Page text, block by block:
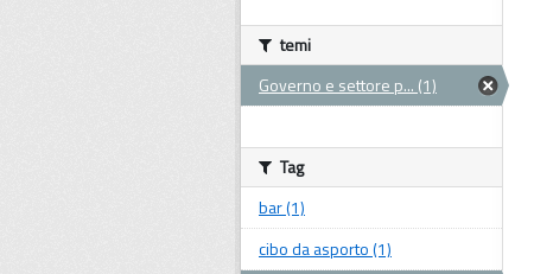
temi
Governo e settore p... (1)
Tag
bar (1)
cibo da asporto (1)